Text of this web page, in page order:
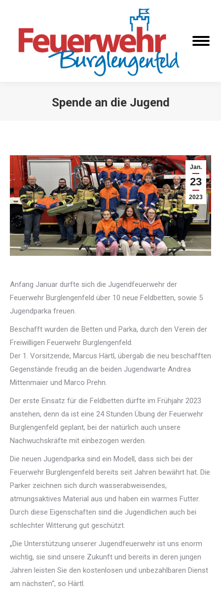
Spende an die Jugend
Jan.
23
2023
Anfang Januar durfte sich die Jugendfeuerwehr der
Feuerwehr Burglengenfeld über 10 neue Feldbetten, sowie 5
Jugendparka freuen.
Beschafft wurden die Betten und Parka, durch den Verein der
Freiwilligen Feuerwehr Burglengenfeld.
Der 1. Vorsitzende, Marcus Härtl, übergab die neu beschafften
Gegenstände freudig an die beiden Jugendwarte Andrea
Mittenmaier und Marco Prehn.
Der erste Einsatz für die Feldbetten dürfte im Frühjahr 2023
anstehen, denn da ist eine 24 Stunden Übung der Feuerwehr
Burglengenfeld geplant, bei der natürlich auch unsere
Nachwuchskräfte mit einbezogen werden.
Die neuen Jugendparka sind ein Modell, dass sich bei der
Feuerwehr Burglengenfeld bereits seit Jahren bewährt hat. Die
Parker zeichnen sich durch wasserabweisendes,
atmungsaktives Material aus und haben ein warmes Futter.
Durch diese Eigenschaften sind die Jugendlichen auch bei
schlechter Witterung gut geschützt.
„Die Unterstützung unserer Jugendfeuerwehr ist uns enorm
wichtig, sie sind unsere Zukunft und bereits in deren jungen
Jahren leisten Sie den kostenlosen und unbezahlbaren Dienst
am nächsten“, so Härtl.